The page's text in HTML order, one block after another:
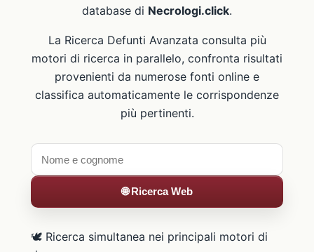
database di Necrologi.click.
La Ricerca Defunti Avanzata consulta più
motori di ricerca in parallelo, confronta risultati
provenienti da numerose fonti online e
classifica automaticamente le corrispondenze
più pertinenti.
🌐 Ricerca Web
🕊️ Ricerca simultanea nei principali motori di